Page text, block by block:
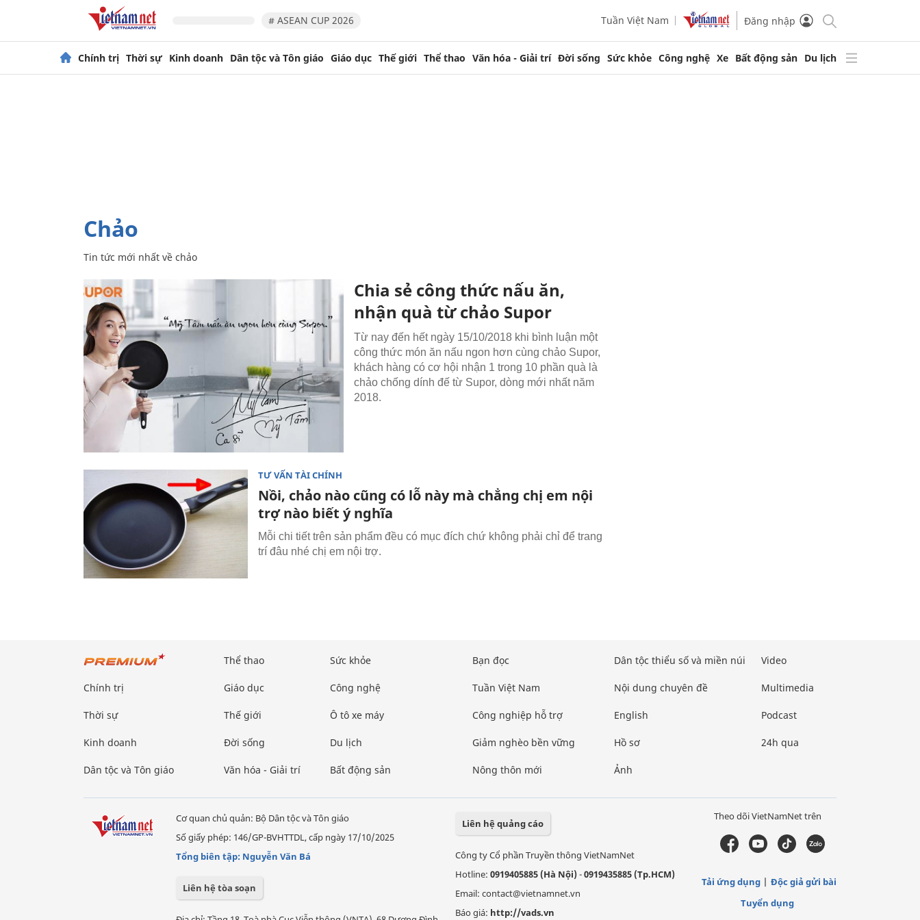
# ASEAN CUP 2026 Tuần Việt Nam Đăng nhập
Chính trị Thời sự Kinh doanh Dân tộc và Tôn giáo Giáo dục Thế giới Thể thao Văn hóa - Giải trí Đời sống Sức khỏe Công nghệ Xe Bất động sản Du lịch
chảo
Tin tức mới nhất về chảo
Chia sẻ công thức nấu ăn,
nhận quà từ chảo Supor
Từ nay đến hết ngày 15/10/2018 khi bình luận một
công thức món ăn nấu ngon hơn cùng chảo Supor,
khách hàng có cơ hội nhận 1 trong 10 phần quà là
chảo chống dính đế từ Supor, dòng mới nhất năm
2018.
TƯ VẤN TÀI CHÍNH
Nồi, chảo nào cũng có lỗ này mà chẳng chị em nội
trợ nào biết ý nghĩa
Mỗi chi tiết trên sản phẩm đều có mục đích chứ không phải chỉ để trang
trí đâu nhé chị em nội trợ.
Chính trị
Thời sự
Kinh doanh
Dân tộc và Tôn giáo
Thể thao
Giáo dục
Thế giới
Đời sống
Văn hóa - Giải trí
Sức khỏe
Công nghệ
Ô tô xe máy
Du lịch
Bất động sản
Bạn đọc
Tuần Việt Nam
Công nghiệp hỗ trợ
Giảm nghèo bền vững
Nông thôn mới
Dân tộc thiểu số và miền núi
Nội dung chuyên đề
English
Hồ sơ
Ảnh
Video
Multimedia
Podcast
24h qua
Cơ quan chủ quản: Bộ Dân tộc và Tôn giáo
Số giấy phép: 146/GP-BVHTTDL, cấp ngày 17/10/2025
Tổng biên tập: Nguyễn Văn Bá
Liên hệ tòa soạn
Liên hệ quảng cáo
Công ty Cổ phần Truyền thông VietNamNet
Hotline: 0919405885 (Hà Nội)-0919435885 (Tp.HCM)
Email: contact@vietnamnet.vn
Báo giá: http://vads.vn
Theo dõi VietNamNet trên
Tải ứng dụng
Độc giả gửi bài
Tuyển dụng